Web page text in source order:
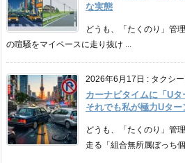
な実態
どうも、「たくのり」管
の喧騒をマイペースに走り抜け ...
2026年6月17日 : タクシ
カーナビタイムに「Uタ
それでも私が極力Uタ
どうも、「たくのり」管
走る「組合無所属ぼっち個